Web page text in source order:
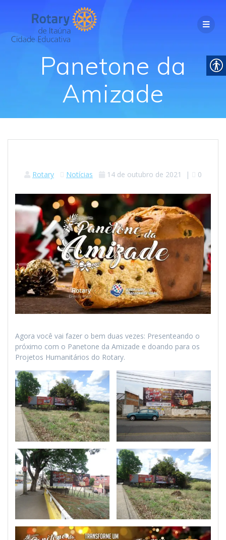
Panetone da
Amizade
Rotary Notícias 14 de outubro de 2021 | 0
Agora você vai fazer o bem duas vezes: Presenteando o
próximo com o Panetone da Amizade e doando para os
Projetos Humanitários do Rotary.